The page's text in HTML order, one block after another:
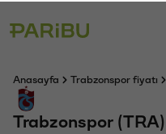
Anasayfa Trabzonspor fiyatı
Trabzonspor